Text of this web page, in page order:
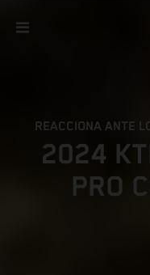
REACCIONA ANTE
2024
PRO